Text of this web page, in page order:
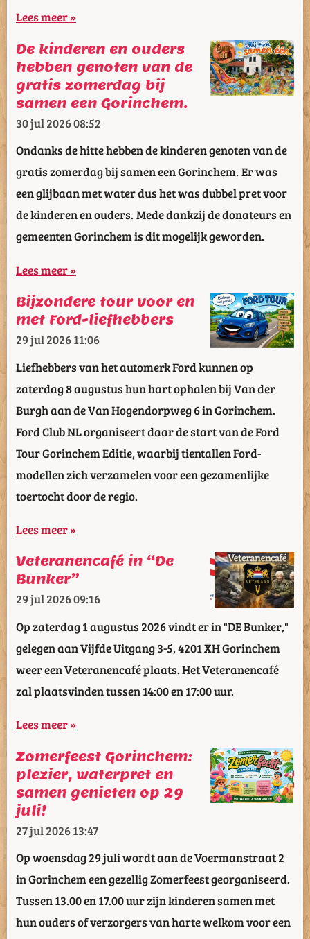
Lees meer »
De kinderen en ouders
hebben genoten van de
gratis zomerdag bij
samen een Gorinchem.
30 jul 202608:52
Ondanks de hitte hebben de kinderen genoten van de
gratis zomerdag bij samen een Gorinchem. Er was
een glijbaan met water dus het was dubbel pret voor
de kinderen en ouders. Mede dankzij de donateurs en
gemeenten Gorinchem is dit mogelijk geworden.
Lees meer »
Bijzondere tour voor en
met Ford-liefhebbers
29 jul 202611:06
Liefhebbers van het automerk Ford kunnen op
zaterdag 8 augustus hun hart ophalen bij Van der
Burgh aan de Van Hogendorpweg 6 in Gorinchem.
Ford Club NL organiseert daar de start van de Ford
Tour Gorinchem Editie, waarbij tientallen Ford-
modellen zich verzamelen voor een gezamenlijke
toertocht door de regio.
Lees meer »
Veteranencafé in “De
Bunker”
29 jul 202609:16
Op zaterdag 1 augustus 2026 vindt er in "DE Bunker,"
gelegen aan Vijfde Uitgang 3-5, 4201 XH Gorinchem
weer een Veteranencafé plaats. Het Veteranencafé
zal plaatsvinden tussen 14:00 en 17:00 uur.
Lees meer »
Zomerfeest Gorinchem:
plezier, waterpret en
samen genieten op 29
juli!
27 jul 202613:47
Op woensdag 29 juli wordt aan de Voermanstraat 2
in Gorinchem een gezellig Zomerfeest georganiseerd.
Tussen 13.00 en 17.00 uur zijn kinderen samen met
hun ouders of verzorgers van harte welkom voor een